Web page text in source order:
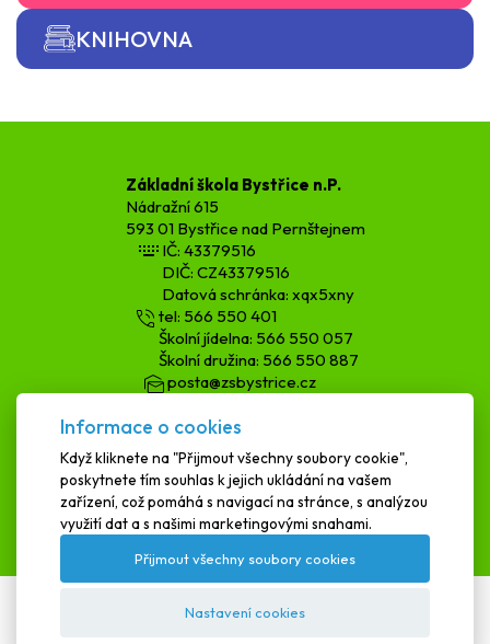
KNIHOVNA
Základní škola Bystřice n.P.
Nádražní 615
593 01 Bystřice nad Pernštejnem
IČ: 43379516
DIČ: CZ43379516
Datová schránka: xqx5xny
tel: 566 550 401
Školní jídelna: 566 550 057
Školní družina: 566 550 887
posta@zsbystrice.cz
podatelna@zsbystrice.cz
SCHRÁNKA DŮVĚRY
Mapa stránek |Prohlášení o přístupnosti
Informace o cookies
Když kliknete na "Přijmout všechny soubory cookie",
poskytnete tím souhlas k jejich ukládání na vašem
zařízení, což pomáhá s navigací na stránce, s analýzou
využití dat a s našimi marketingovými snahami.
Přijmout všechny soubory cookies
Nastavení cookies